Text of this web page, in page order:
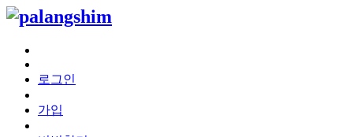
로그인
가입